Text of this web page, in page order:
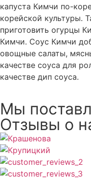
капуста Кимчи по-
корейской культуры.
приготовить огурцы
Кимчи. Соус Кимчи
овощные салаты,
качестве соуса для
качестве дип соуса.
Мы
Отзывы о